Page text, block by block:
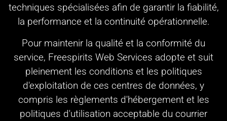
techniques spécialisées afin de garantir la fiabilité,
la performance et la continuité opérationnelle.
Pour maintenir la qualité et la conformité du
service, Freespirits Web Services adopte et suit
pleinement les conditions et les politiques
d'exploitation de ces centres de données, y
compris les règlements d'hébergement et les
politiques d'utilisation acceptable du courrier